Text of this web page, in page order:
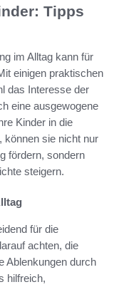
Tipps
im Alltag kann für
einigen praktischen
das Interesse der
eine ausgewogene
Kinder in die
können sie nicht nur
fördern, sondern
steigern.
für die
achten, die
Ablenkungen durch
hilfreich,